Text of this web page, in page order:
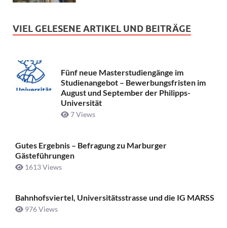
VIEL GELESENE ARTIKEL UND BEITRÄGE
Fünf neue Masterstudiengänge im
Studienangebot – Bewerbungsfristen im
August und September der Philipps-
Universität
7 Views
Gutes Ergebnis – Befragung zu Marburger
Gästeführungen
1613 Views
Bahnhofsviertel, Universitätsstrasse und die IG MARSS
976 Views